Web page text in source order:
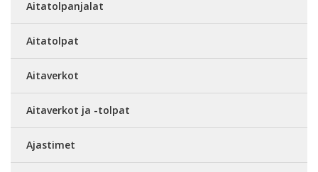
Aitatolpanjalat
Aitatolpat
Aitaverkot
Aitaverkot ja -tolpat
Ajastimet